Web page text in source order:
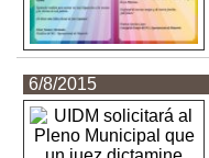
6/8/2015